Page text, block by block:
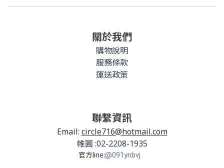
關於我們
購物說明
服務條款
運送政策
聯繫資訊
Email: circle716@hotmail.com
帷圓 :02-2208-1935
官方line:@091ynbvj